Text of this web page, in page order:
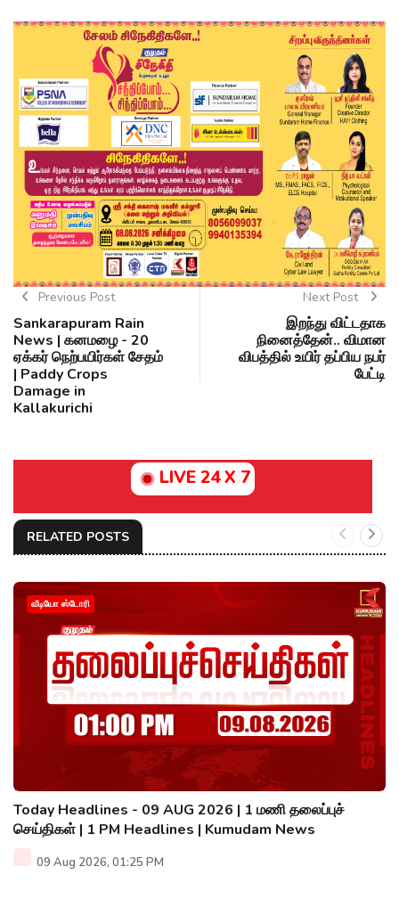
Previous Post
Sankarapuram Rain
News | கனமழை - 20
ஏக்கர் நெற்பயிர்கள் சேதம்
| Paddy Crops
Damage in
Kallakurichi
Next Post
இறந்து விட்டதாக
நினைத்தேன்.. விமான
விபத்தில் உயிர் தப்பிய நபர்
பேட்டி
LIVE 24 X 7
RELATED POSTS
வீடியோ ஸ்டோரி
Today Headlines - 09 AUG 2026 | 1 மணி தலைப்புச்
செய்திகள் | 1 PM Headlines | Kumudam News
09 Aug 2026, 01:25 PM